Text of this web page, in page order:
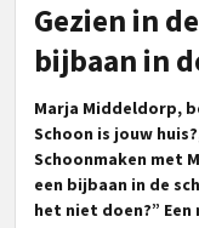
Gezien in
bijbaan in
Marja Middeldorp,
Schoon is jouw
Schoonmaken met
een bijbaan in de
het niet doen?”